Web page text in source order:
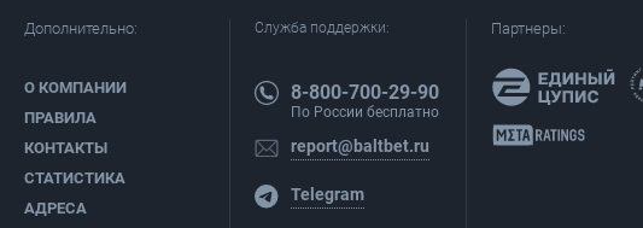
Дополнительно:
О КОМПАНИИ
ПРАВИЛА
КОНТАКТЫ
СТАТИСТИКА
АДРЕСА
Служба поддержки:
8-800-700-29-90
По России бесплатно
report@baltbet.ru
Telegram
Партнеры: